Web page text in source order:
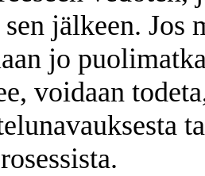
jälkeen. Jos
jo
voidaan